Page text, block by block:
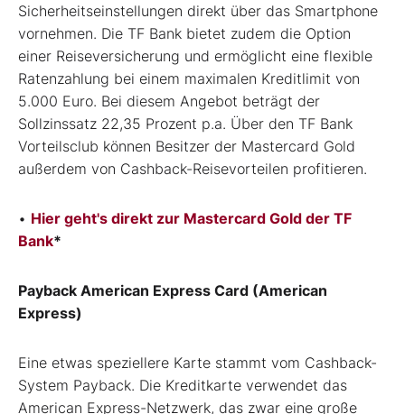
Sicherheitseinstellungen direkt über das Smartphone
vornehmen. Die TF Bank bietet zudem die Option
einer Reiseversicherung und ermöglicht eine flexible
Ratenzahlung bei einem maximalen Kreditlimit von
5.000 Euro. Bei diesem Angebot beträgt der
Sollzinssatz 22,35 Prozent p.a. Über den TF Bank
Vorteilsclub können Besitzer der Mastercard Gold
außerdem von Cashback-Reisevorteilen profitieren.
• Hier geht's direkt zur Mastercard Gold der TF
Bank*
Payback American Express Card (American
Express)
Eine etwas speziellere Karte stammt vom Cashback-
System Payback. Die Kreditkarte verwendet das
American Express-Netzwerk, das zwar eine große